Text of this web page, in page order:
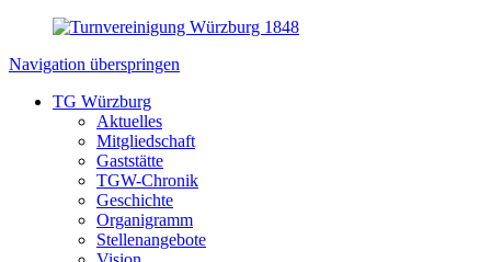
Navigation überspringen
TG Würzburg
Aktuelles
Mitgliedschaft
Gaststätte
TGW-Chronik
Geschichte
Organigramm
Stellenangebote